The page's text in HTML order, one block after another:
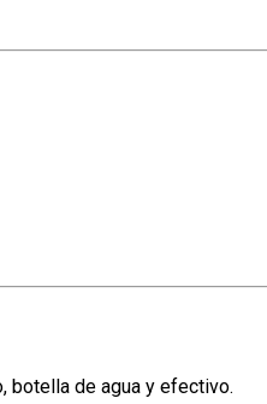
botella de agua y efectivo.